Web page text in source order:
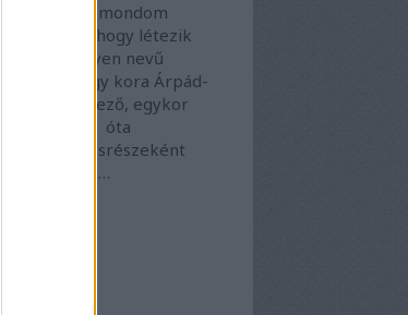
Én megmondom
tudtam, hogy létezik
egy ilyen nevű
egy kora Árpád-
rendelkező, egykor
amely 1971 óta
északi városrészeként
felvidék…